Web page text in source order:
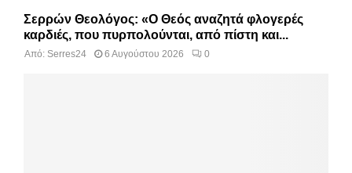
Σερρών Θεολόγος: «Ο Θεός αναζητά φλογερές
καρδιές, που πυρπολούνται, από πίστη και...
Από: Serres24 6 Αυγούστου 2026 0